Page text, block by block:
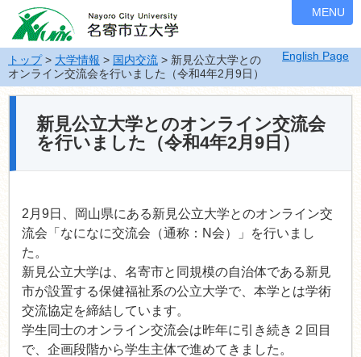
ナ
ビ
ゲ
ー
シ
ョ
English Page
MENU
トップ> 大学情報 > 国内交流 > 新見公立大学との
オンライン交流会を行いました（令和4年2月9日）
新見公立大学とのオンライン交流会
を行いました（令和4年2月9日）
2月9日、岡山県にある新見公立大学とのオンライン交
流会「なになに交流会（通称：N会）」を行いまし
た。
新見公立大学は、名寄市と同規模の自治体である新見
市が設置する保健福祉系の公立大学で、本学とは学術
交流協定を締結しています。
学生同士のオンライン交流会は昨年に引き続き２回目
で、企画段階から学生主体で進めてきました。